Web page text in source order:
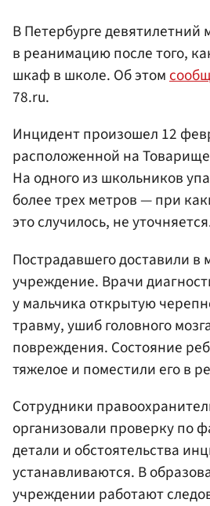
В Петербурге девятилетний
в реанимацию после того,
шкаф в школе. Об этом
78.ru.
Инцидент произошел 12
расположенной на
На одного из школьников
более трех метров — при
это случилось, не
Пострадавшего доставили в
учреждение. Врачи
у мальчика открытую
травму, ушиб головного
повреждения. Состояние
тяжелое и поместили его в
Сотрудники
организовали проверку по
детали и обстоятельства
устанавливаются. В
учреждении работают